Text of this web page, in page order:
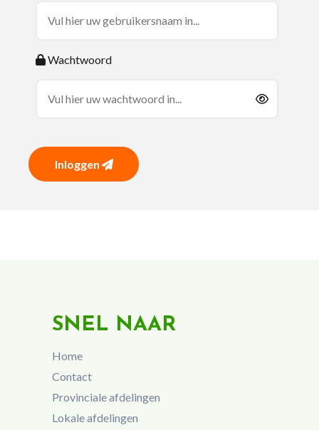
Wachtwoord
Inloggen
SNEL NAAR
Home
Contact
Provinciale afdelingen
Lokale afdelingen